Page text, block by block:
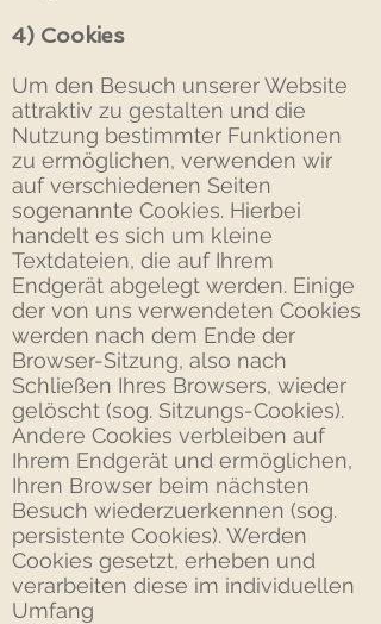
4) Cookies
Um den Besuch unserer Website
attraktiv zu gestalten und die
Nutzung bestimmter Funktionen
zu ermöglichen, verwenden wir
auf verschiedenen Seiten
sogenannte Cookies. Hierbei
handelt es sich um kleine
Textdateien, die auf Ihrem
Endgerät abgelegt werden. Einige
der von uns verwendeten Cookies
werden nach dem Ende der
Browser-Sitzung, also nach
Schließen Ihres Browsers, wieder
gelöscht (sog. Sitzungs-Cookies).
Andere Cookies verbleiben auf
Ihrem Endgerät und ermöglichen,
Ihren Browser beim nächsten
Besuch wiederzuerkennen (sog.
persistente Cookies). Werden
Cookies gesetzt, erheben und
verarbeiten diese im individuellen
Umfang